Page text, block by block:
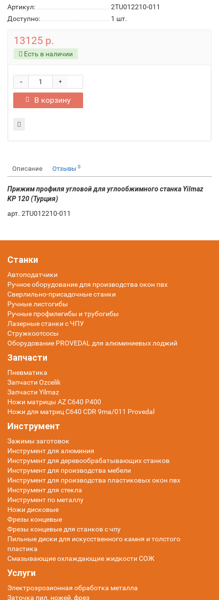
Артикул:
2TU012210-011
Доступно:
1 шт.
13125 р.
Есть в наличии
+
-
В корзину
Описание Отзывы 0
Прижим профиля угловой для углообжимного станка Yilmaz
KP 120 (Турция)
арт. 2TU012210-011
Станки
Автоподатчики
Ручное оборудование для производства окон пвх
Сверлильно-присадочные станки
Ручные листогибы
Ручные профилегибы и трубогибы
Лазерные станки с ЧПУ
Стружкоотсосы
Оборудование PROVEDAL для алюминиевых лоджий
Запчасти
Пневматика
Запчасти Ozcelik
Запчасти Yilmaz
Ножи матрицы AZ C640 P400
Ножи для матриц C640 CDR 9ma/011 Provedal
Инструмент
Зажимы заготовок
Инструмент для алюминия
Инструмент для деревообрабатывающих станков
Инструмент для производства мебели
Инструмент для производства пластиковых окон пвх
Инструмент для стекла
Инструмент по металлу
Ножи дисковые
Фрезы концевые
Фрезы концевые для станков с чпу
Пильные диски для искусственного камня и толстого
пластика
Смазывающие охлаждающие жидкости СОЖ
Услуги
Электроэрозионная обработка металла
Заточка пил, ножей, фрез